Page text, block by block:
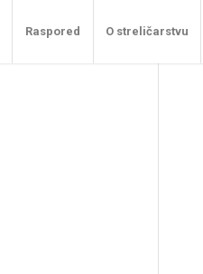
Raspored O streličarstvu